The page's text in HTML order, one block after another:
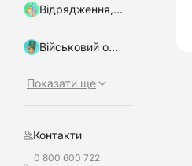
Відрядження, підзвітні кошти
Військовий облік, бронювання
Показати ще
Контакти
0 800 600 722